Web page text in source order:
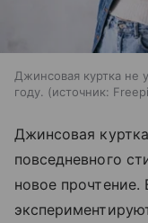
Джинсовая куртка не
году.
источник:
Джинсовая
повседневного
новое